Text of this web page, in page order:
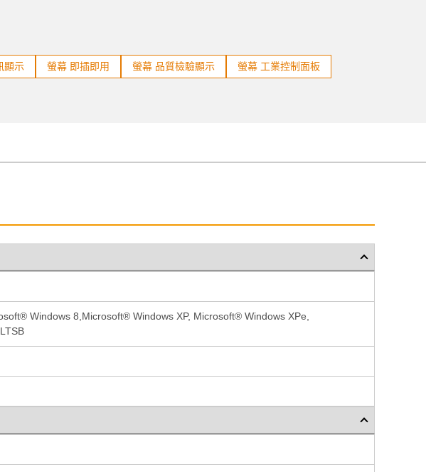
顯示 螢幕 即插即用 螢幕 品質檢驗顯示 螢幕 工業控制面板
Windows 8,Microsoft® Windows XP, Microsoft® Windows XPe,